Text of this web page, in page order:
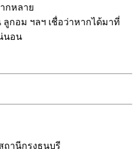
กหลาย
กอม ฯลฯ เชื่อว่าหากได้มาที่
นอน
ถานีกรุงธนบุรี